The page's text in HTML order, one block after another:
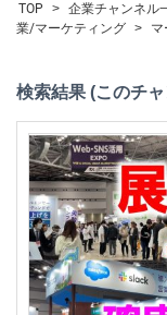
研修の提供
あり
カテゴリー
営業/マーケテ
営業/販売スキ
マーケティン
広告/宣伝
ビジネススキル
ができます。
TOP > 企業チャンネル
業/マーケティング >
検索結果 (このチ